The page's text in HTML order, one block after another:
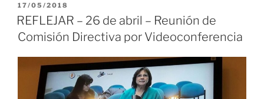
PUBLICADO
EL
17/05/2018
REFLEJAR – 26 de abril – Reunión de
Comisión Directiva por Videoconferencia